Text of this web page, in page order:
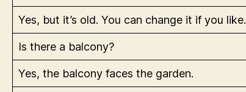
Yes, but it’s old. You can change it if you like.
Is there a balcony?
Yes, the balcony faces the garden.